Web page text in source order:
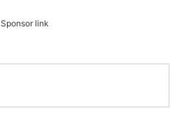
Sponsor link